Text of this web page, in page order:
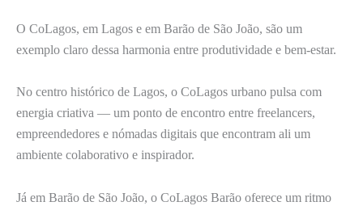
O CoLagos, em Lagos e em Barão de São João, são um
exemplo claro dessa harmonia entre produtividade e bem-estar.
No centro histórico de Lagos, o CoLagos urbano pulsa com
energia criativa — um ponto de encontro entre freelancers,
empreendedores e nómadas digitais que encontram ali um
ambiente colaborativo e inspirador.
Já em Barão de São João, o CoLagos Barão oferece um ritmo